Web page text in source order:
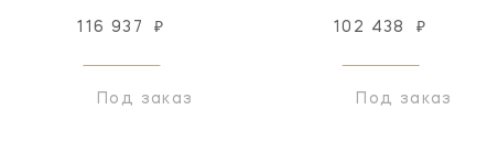
116 937 ₽
Под заказ
102 438 ₽
Под заказ